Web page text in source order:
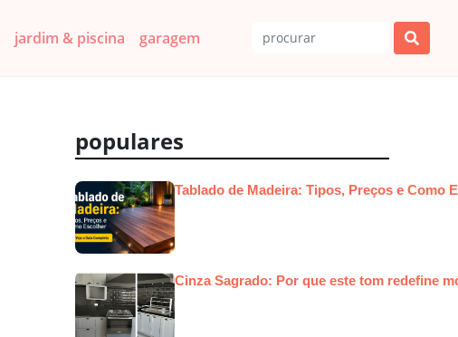
jardim & piscina
garagem
populares
Tablado de Madeira: Tipos, Preços e Como
Cinza Sagrado: Por que este tom redefine